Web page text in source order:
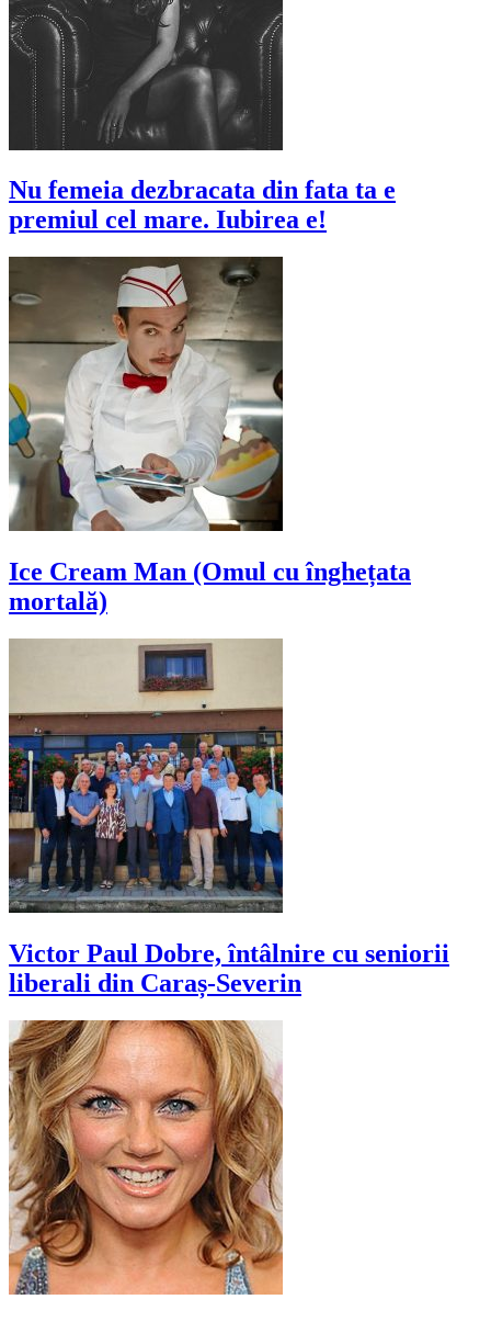
Nu femeia dezbracata din fata ta e
premiul cel mare. Iubirea e!
Ice Cream Man (Omul cu înghețata
mortală)
Victor Paul Dobre, întâlnire cu seniorii
liberali din Caraș-Severin